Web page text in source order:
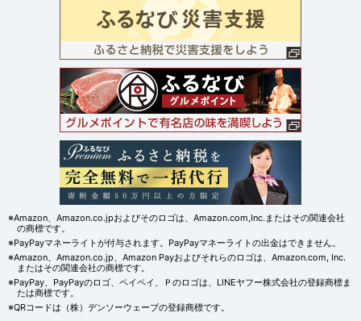
※Amazon、Amazon.co.jpおよびそのロゴは、Amazon.com,Inc.またはその関連会社
の商標です。
※PayPayマネーライトが付与されます。PayPayマネーライトの出金はできません。
※Amazon、Amazon.co.jp、Amazon Payおよびそれらのロゴは、Amazon.com, Inc.
またはその関連会社の商標です。
※PayPay、PayPayのロゴ、ペイペイ、Ｐのロゴは、LINEヤフー株式会社の登録商標ま
たは商標です。
※QRコードは（株）デンソーウェーブの登録商標です。